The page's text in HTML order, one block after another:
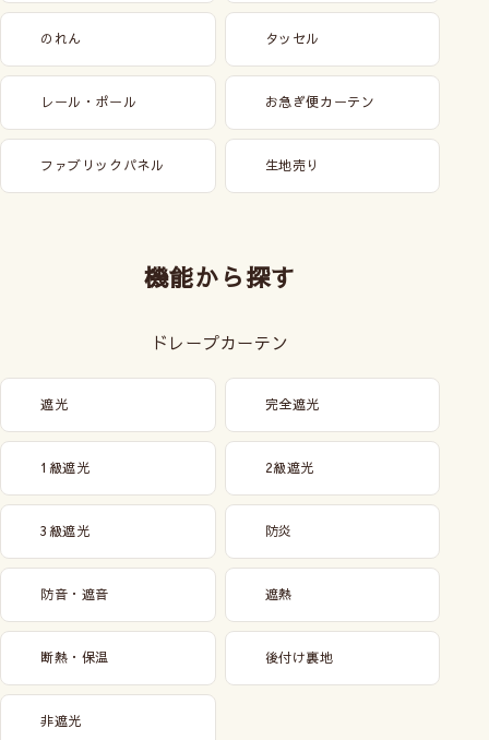
のれん タッセル
レール・ポール お急ぎ便カーテン
ファブリックパネル 生地売り
機能から探す
ドレープカーテン
遮光 完全遮光
1級遮光 2級遮光
3級遮光 防炎
防音・遮音 遮熱
断熱・保温 後付け裏地
非遮光